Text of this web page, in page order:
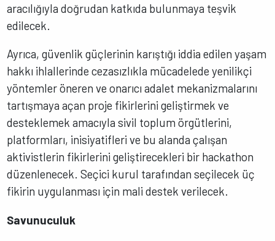
aracılığıyla doğrudan katkıda bulunmaya teşvik
edilecek.
Ayrıca, güvenlik güçlerinin karıştığı iddia edilen yaşam
hakkı ihlallerinde cezasızlıkla mücadelede yenilikçi
yöntemler öneren ve onarıcı adalet mekanizmalarını
tartışmaya açan proje fikirlerini geliştirmek ve
desteklemek amacıyla sivil toplum örgütlerini,
platformları, inisiyatifleri ve bu alanda çalışan
aktivistlerin fikirlerini geliştirecekleri bir hackathon
düzenlenecek. Seçici kurul tarafından seçilecek üç
fikirin uygulanması için mali destek verilecek.
Savunuculuk